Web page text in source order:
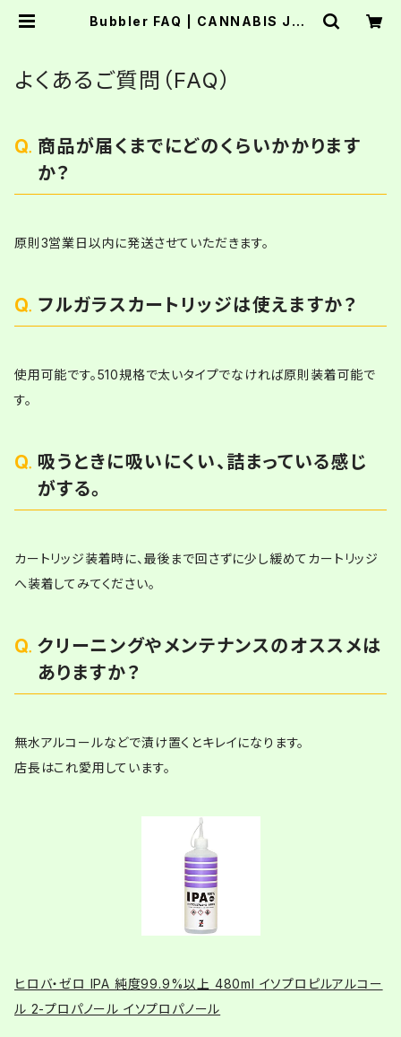
Bubbler FAQ | CANNABIS JAP
よくあるご質問（FAQ）
商品が届くまでにどのくらいかかります
か？
原則3営業日以内に発送させていただきます。
フルガラスカートリッジは使えますか？
使用可能です。510規格で太いタイプでなければ原則装着可能で
す。
吸うときに吸いにくい、詰まっている感じ
がする。
カートリッジ装着時に、最後まで回さずに少し緩めてカートリッジ
へ装着してみてください。
クリーニングやメンテナンスのオススメは
ありますか？
無水アルコールなどで漬け置くとキレイになります。
店長はこれ愛用しています。
ヒロバ・ゼロ IPA 純度99.9%以上 480ml イソプロピルアルコー
ル 2-プロパノール イソプロパノール